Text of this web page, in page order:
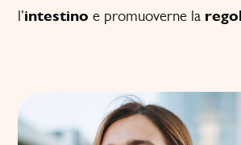
l’intestino e promuoverne la